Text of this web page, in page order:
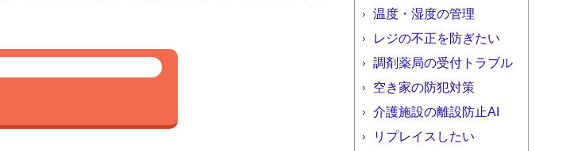
温度・湿度の管理
レジの不正を防ぎたい
調剤薬局の受付トラブル
空き家の防犯対策
介護施設の離設防止AI
リプレイスしたい